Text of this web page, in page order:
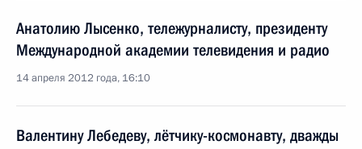
Анатолию Лысенко, тележурналисту, президенту
Международной академии телевидения и радио
14 апреля 2012 года, 16:10
Валентину Лебедеву, лётчику-космонавту, дважды